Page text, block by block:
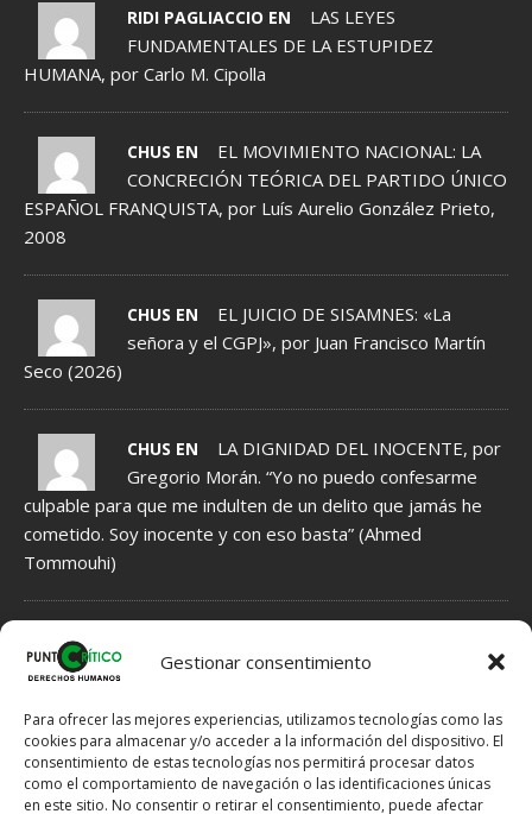
Gestionar consentimiento
Para ofrecer las mejores experiencias, utilizamos tecnologías como las
cookies para almacenar y/o acceder a la información del dispositivo. El
consentimiento de estas tecnologías nos permitirá procesar datos
como el comportamiento de navegación o las identificaciones únicas
en este sitio. No consentir o retirar el consentimiento, puede afectar
RIDI PAGLIACCIO EN
LAS LEYES
FUNDAMENTALES DE LA ESTUPIDEZ
HUMANA, por Carlo M. Cipolla
CHUS EN
EL MOVIMIENTO NACIONAL: LA
CONCRECIÓN TEÓRICA DEL PARTIDO ÚNICO
ESPAÑOL FRANQUISTA, por Luís Aurelio González Prieto,
2008
CHUS EN
EL JUICIO DE SISAMNES: «La
señora y el CGPJ», por Juan Francisco Martín
Seco (2026)
CHUS EN
LA DIGNIDAD DEL INOCENTE, por
Gregorio Morán. “Yo no puedo confesarme
culpable para que me indulten de un delito que jamás he
cometido. Soy inocente y con eso basta” (Ahmed
Tommouhi)
NORMAS DE MODERACIÓN DE COMENTARIOS
veraces, fundamentados en indicios, no en meras sospechas.
2.- Se EXPRESAN Opiniones, que por ello no han de ser veraces,
pero tampoco han de ser ofensivas si hay posibilidad de expresar
lo mismo en otros términos menos dañinos para el Honor del